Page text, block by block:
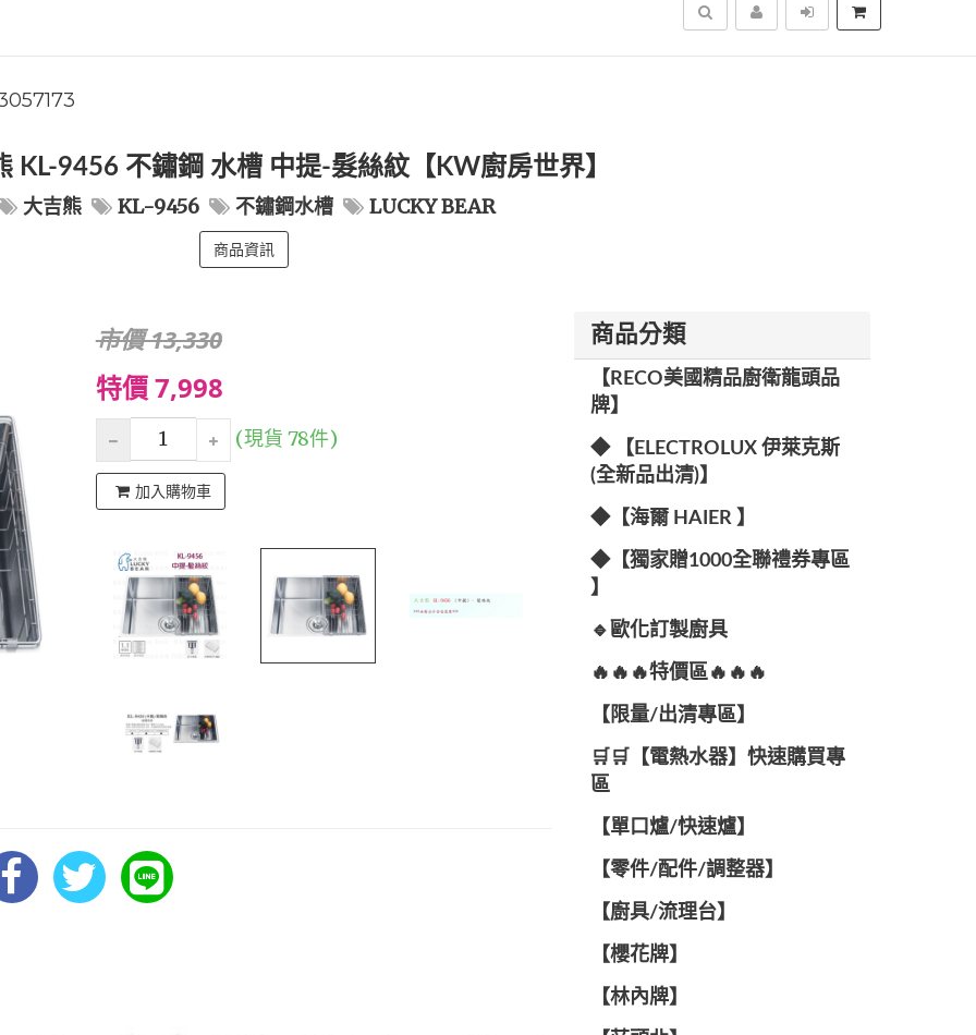
搜尋
KL-9456 不鏽鋼 水槽 中提-髮絲紋【KW廚房世界】
大吉熊 KL-9456 不鏽鋼水槽 LUCKY BEAR
商品資訊
市價 13,330
特價 7,998
(現貨 78件)
加入購物車
商品分類
【RECO美國精品廚衛龍頭品
牌】
◆ 【ELECTROLUX 伊萊克斯
(全新品出清)】
◆【海爾 HAIER 】
◆【獨家贈1000全聯禮券專區
】
🔹歐化訂製廚具
🔥🔥🔥特價區🔥🔥🔥
【限量/出清專區】
🛒🛒【電熱水器】快速購買專
區
【單口爐/快速爐】
【零件/配件/調整器】
【廚具/流理台】
【櫻花牌】
【林內牌】